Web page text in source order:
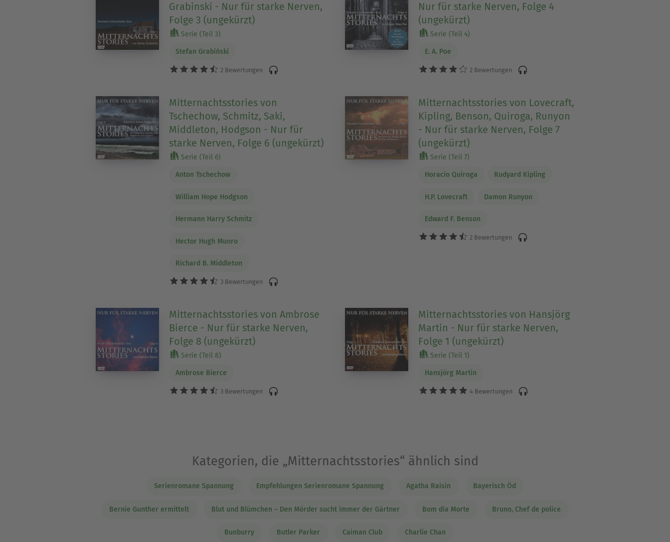
Grabinski - Nur für starke Nerven,
Folge 3 (ungekürzt)
Serie (Teil 3)
Stefan Grabiński
2 Bewertungen
Nur für starke Nerven, Folge 4
(ungekürzt)
Serie (Teil 4)
E. A. Poe
2 Bewertungen
Mitternachtsstories von
Tschechow, Schmitz, Saki,
Middleton, Hodgson - Nur für
starke Nerven, Folge 6 (ungekürzt)
Serie (Teil 6)
Anton Tschechow
William Hope Hodgson
Hermann Harry Schmitz
Hector Hugh Munro
Richard B. Middleton
3 Bewertungen
Mitternachtsstories von Lovecraft,
Kipling, Benson, Quiroga, Runyon
- Nur für starke Nerven, Folge 7
(ungekürzt)
Serie (Teil 7)
Horacio Quiroga Rudyard Kipling
H.P. Lovecraft Damon Runyon
Edward F. Benson
2 Bewertungen
Mitternachtsstories von Ambrose
Bierce - Nur für starke Nerven,
Folge 8 (ungekürzt)
Serie (Teil 8)
Ambrose Bierce
3 Bewertungen
Mitternachtsstories von Hansjörg
Martin - Nur für starke Nerven,
Folge 1 (ungekürzt)
Serie (Teil 1)
Hansjörg Martin
4 Bewertungen
Kategorien, die „Mitternachtsstories“ ähnlich sind
Serienromane Spannung Empfehlungen Serienromane Spannung Agatha Raisin Bayerisch Öd
Bernie Gunther ermittelt Blut und Blümchen – Den Mörder sucht immer der Gärtner Bom dia Morte Bruno, Chef de police
Bunburry Butler Parker Caiman Club Charlie Chan